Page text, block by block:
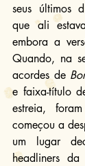
seus últimos
que ali
embora a
Quando, na
acordes de
e faixa-título
estreia,
começou a
um lugar
headliners